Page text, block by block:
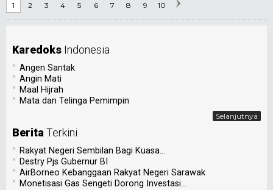
1 2 3 4 5 6 7 8 9 10
Karedoks Indonesia
• Angen Santak
• Angin Mati
• Maal Hijrah
• Mata dan Telinga Pemimpin
Selanjutnya
Berita Terkini
• Rakyat Negeri Sembilan Bagi Kuasa...
• Destry Pjs Gubernur BI
• AirBorneo Kebanggaan Rakyat Negeri Sarawak
• Monetisasi Gas Sengeti Dorong Investasi...